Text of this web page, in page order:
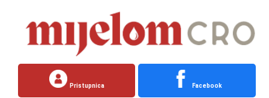
Pristupnica Facebook